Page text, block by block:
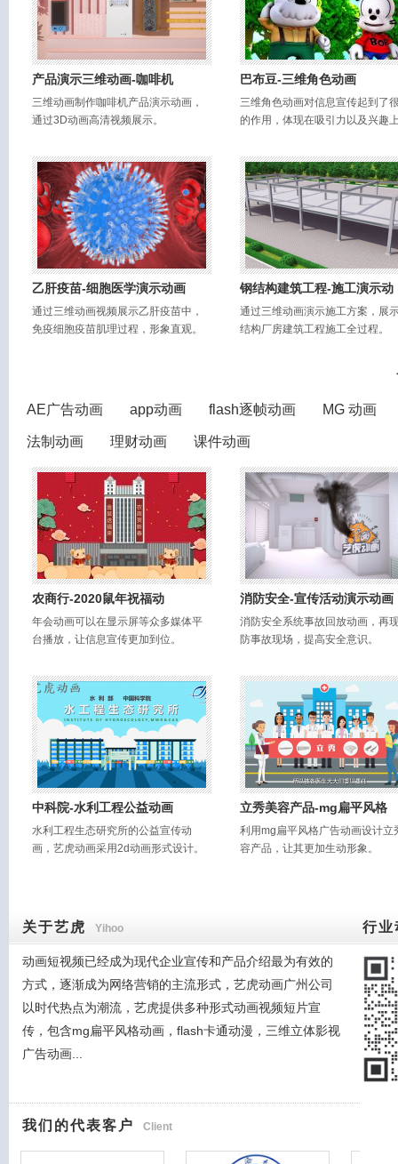
产品演示三维动画-咖啡机
三维动画制作咖啡机产品演示动画，
通过3D动画高清视频展示。
巴布豆-三维角色动画
三维角色动画对信息宣传起到了
的作用，体现在吸引力以及兴趣
乙肝疫苗-细胞医学演示动画
通过三维动画视频展示乙肝疫苗中，
免疫细胞疫苗肌理过程，形象直观。
钢结构建筑工程-施工演示动
通过三维动画演示施工方案，展
结构厂房建筑工程施工全过程。
AE广告动画 app动画 flash逐帧动画 MG 动画
法制动画 理财动画 课件动画
农商行-2020鼠年祝福动
年会动画可以在显示屏等众多媒体平
台播放，让信息宣传更加到位。
消防安全-宣传活动演示动画
消防安全系统事故回放动画，再
防事故现场，提高安全意识。
中科院-水利工程公益动画
水利工程生态研究所的公益宣传动
画，艺虎动画采用2d动画形式设计。
立秀美容产品-mg扁平风格
利用mg扁平风格广告动画设计立
容产品，让其更加生动形象。
关于艺虎 Yihoo
动画短视频已经成为现代企业宣传和产品介绍最为有效的
方式，逐渐成为网络营销的主流形式，艺虎动画广州公司
以时代热点为潮流，艺虎提供多种形式动画视频短片宣
传，包含mg扁平风格动画，flash卡通动漫，三维立体影视
广告动画...
行
我们的代表客户 Client